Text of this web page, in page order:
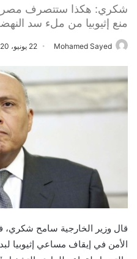
شكري: هكذا ستتصرف مصر
منع إثيوبيا من ملء سد
Mohamed Sayed 22 يونيو، 2020
قال وزير الخارجية سامح شكري،
الأمن في إيقاف مساعي إثيوبيا